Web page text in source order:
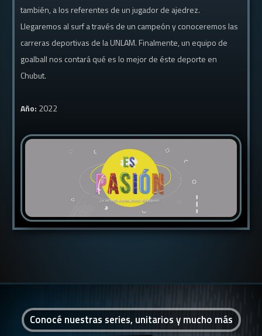
también, a los referentes de un jugador de ajedrez.
Llegaremos al surf a través de un campeón y conoceremos las
carreras deportivas de la UNLAM. Finalmente, un equipo de
goalball nos contará qué es lo mejor de éste deporte en
Chubut.
Año: 2022
Conocé nuestras series, unitarios y mucho más